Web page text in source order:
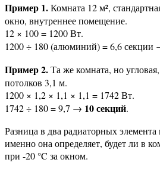
Пример 1.Комната 12 м²,
окно, внутреннее помещение.
12 × 100 = 1200 Вт.
1200 ÷ 180 (алюминий) = 6,6 секции
Пример 2.Та же комната, но
потолков 3,1 м.
1200 × 1,2 × 1,1 × 1,1 = 1742 Вт.
1742 ÷ 180 = 9,7 → 10 секций.
Разница в два радиаторных
именно она определяет, будет ли в
при -20 °C за окном.